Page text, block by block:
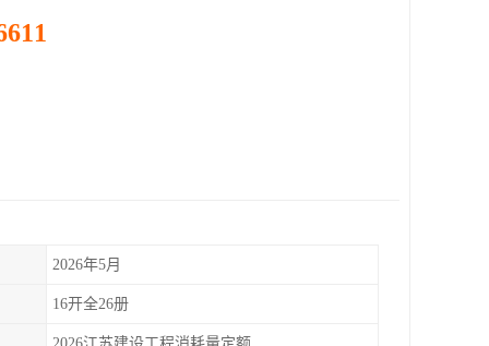
2026年5月
16开全26册